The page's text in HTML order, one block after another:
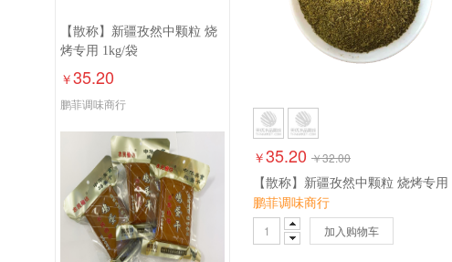
城头
【散称】新疆孜然中颗粒 烧
烤专用 1kg/袋
￥35.20
鹏菲调味商行
￥35.20 ￥32.00
鹏菲调味商行
加入购物车